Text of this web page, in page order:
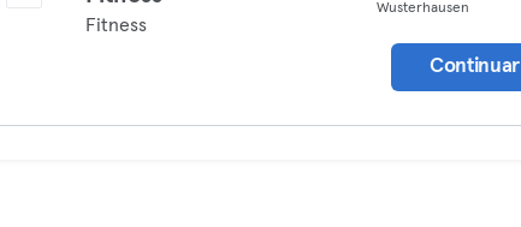
Fitness
Wusterhausen
Continuar